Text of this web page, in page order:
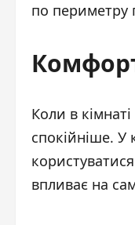
по периметру
Коли в
спокійніше. У
впливає на